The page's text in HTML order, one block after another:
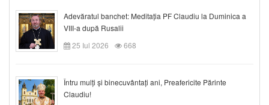
Adevăratul banchet: Meditația PF Claudiu la Duminica a
VIII-a după Rusalii
25 Iul 2026
668
Întru mulți și binecuvântați ani, Preafericite Părinte
Claudiu!